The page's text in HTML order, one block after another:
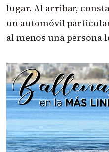
lugar. Al arribar,
un automóvil
al menos una persona